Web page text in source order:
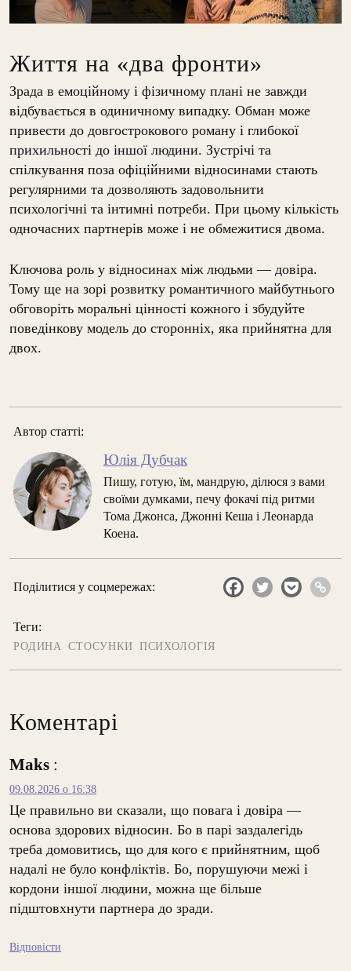
Життя на «два фронти»
Зрада в емоційному і фізичному плані не завжди
відбувається в одиничному випадку. Обман може
привести до довгострокового роману і глибокої
прихильності до іншої людини. Зустрічі та
спілкування поза офіційними відносинами стають
регулярними та дозволяють задовольнити
психологічні та інтимні потреби. При цьому кількість
одночасних партнерів може і не обмежитися двома.
Ключова роль у відносинах між людьми — довіра.
Тому ще на зорі розвитку романтичного майбутнього
обговоріть моральні цінності кожного і збудуйте
поведінкову модель до сторонніх, яка прийнятна для
двох.
Автор статті:
Юлія Дубчак
Пишу, готую, їм, мандрую, ділюся з вами
своїми думками, печу фокачі під ритми
Тома Джонса, Джонні Кеша і Леонарда
Коена.
Поділитися у соцмережах:
Теги:
РОДИНА СТОСУНКИ ПСИХОЛОГІЯ
Коментарі
Maks :
09.08.2026 о 16:38
Це правильно ви сказали, що повага і довіра —
основа здорових відносин. Бо в парі заздалегідь
треба домовитись, що для кого є прийнятним, щоб
надалі не було конфліктів. Бо, порушуючи межі і
кордони іншої людини, можна ще більше
підштовхнути партнера до зради.
Відповісти